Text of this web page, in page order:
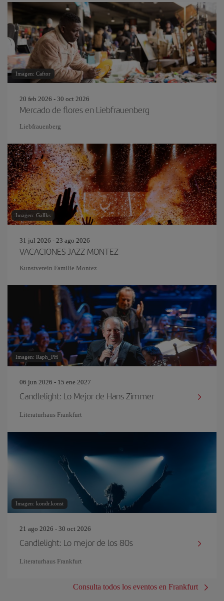
Imagen: Caftor
20 feb 2026 - 30 oct 2026
Mercado de flores en Liebfrauenberg
Liebfrauenberg
Imagen: Gallks
31 jul 2026 - 23 ago 2026
VACACIONES JAZZ MONTEZ
Kunstverein Familie Montez
Imagen: Raph_PH
06 jun 2026 - 15 ene 2027
Candlelight: Lo Mejor de Hans Zimmer
Literaturhaus Frankfurt
Imagen: kondr.konst
21 ago 2026 - 30 oct 2026
Candlelight: Lo mejor de los 80s
Literaturhaus Frankfurt
Consulta todos los eventos en Frankfurt